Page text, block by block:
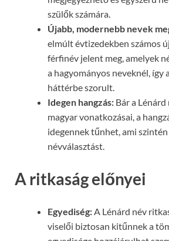
szülők számára.
Újabb, modernebb nevek
elmúlt évtizedekben számos
férfinév jelent meg, amelyek
a hagyományos neveknél, így
háttérbe szorult.
Idegen hangzás: Bár a
magyar vonatkozásai, a
idegennek tűnhet, ami
névválasztást.
A ritkaság előnyei
Egyediség:A Lénárd név
viselői biztosan kitűnnek a